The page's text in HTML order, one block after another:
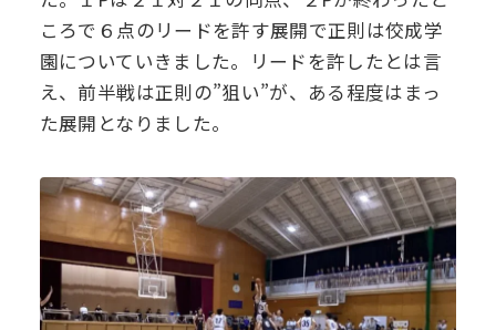
ころで６点のリードを許す展開で正則は佼成学
園についていきました。リードを許したとは言
え、前半戦は正則の”狙い”が、ある程度はまっ
た展開となりました。